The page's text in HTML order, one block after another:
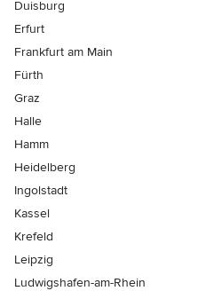
Duisburg
Erfurt
Frankfurt am Main
Fürth
Graz
Halle
Hamm
Heidelberg
Ingolstadt
Kassel
Krefeld
Leipzig
Ludwigshafen-am-Rhein